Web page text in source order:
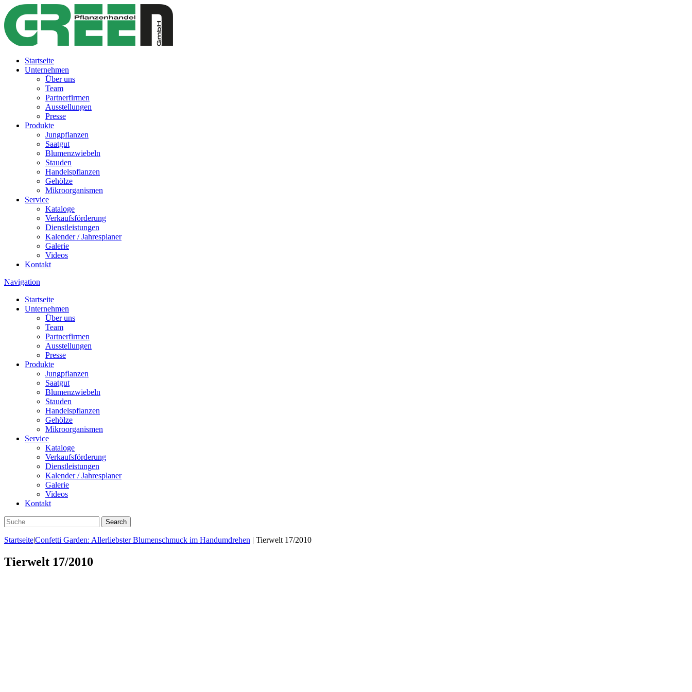
Startseite
Unternehmen
Über uns
Team
Partnerfirmen
Ausstellungen
Presse
Produkte
Jungpflanzen
Saatgut
Blumenzwiebeln
Stauden
Handelspflanzen
Gehölze
Mikroorganismen
Service
Kataloge
Verkaufsförderung
Dienstleistungen
Kalender / Jahresplaner
Galerie
Videos
Kontakt
Navigation
Startseite
Unternehmen
Über uns
Team
Partnerfirmen
Ausstellungen
Presse
Produkte
Jungpflanzen
Saatgut
Blumenzwiebeln
Stauden
Handelspflanzen
Gehölze
Mikroorganismen
Service
Kataloge
Verkaufsförderung
Dienstleistungen
Kalender / Jahresplaner
Galerie
Videos
Kontakt
Startseite|Confetti Garden: Allerliebster Blumenschmuck im Handumdrehen | Tierwelt 17/2010
Tierwelt 17/2010